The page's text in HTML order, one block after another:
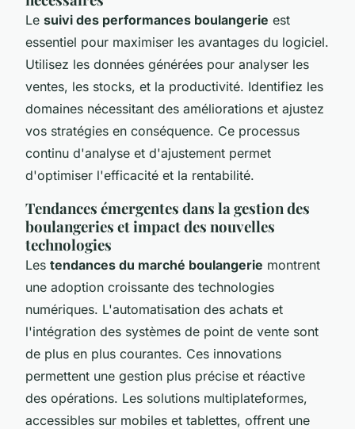
Le suivi des performances boulangerie est
essentiel pour maximiser les avantages du logiciel.
Utilisez les données générées pour analyser les
ventes, les stocks, et la productivité. Identifiez les
domaines nécessitant des améliorations et ajustez
vos stratégies en conséquence. Ce processus
continu d'analyse et d'ajustement permet
d'optimiser l'efficacité et la rentabilité.
Tendances émergentes dans la gestion des
boulangeries et impact des nouvelles
technologies
Les tendances du marché boulangerie montrent
une adoption croissante des technologies
numériques. L'automatisation des achats et
l'intégration des systèmes de point de vente sont
de plus en plus courantes. Ces innovations
permettent une gestion plus précise et réactive
des opérations. Les solutions multiplateformes,
accessibles sur mobiles et tablettes, offrent une